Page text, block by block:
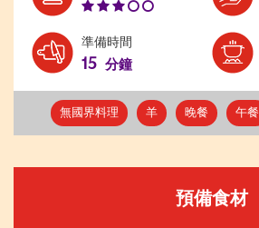
準備時間
15 分鐘
無國界料理 羊 晚餐 午餐
預備食材